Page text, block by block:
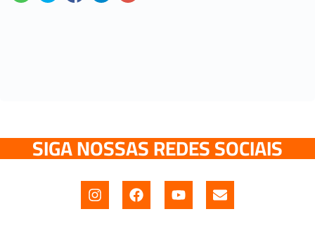
SIGA NOSSAS REDES SOCIAIS